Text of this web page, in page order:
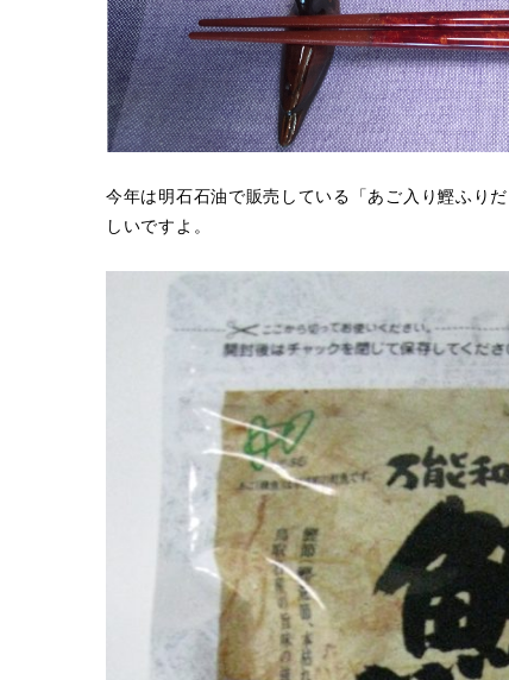
今年は明石石油で販売している「あご入り鰹ふり
しいですよ。